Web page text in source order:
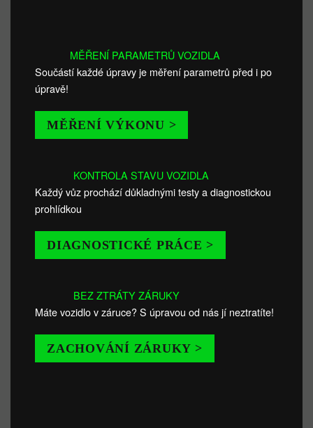
MĚŘENÍ PARAMETRŮ VOZIDLA
Součástí každé úpravy je měření parametrů před i po
úpravě!
MĚŘENÍ VÝKONU >
KONTROLA STAVU VOZIDLA
Každý vůz prochází důkladnými testy a diagnostickou
prohlídkou
DIAGNOSTICKÉ PRÁCE >
BEZ ZTRÁTY ZÁRUKY
Máte vozidlo v záruce? S úpravou od nás jí neztratíte!
ZACHOVÁNÍ ZÁRUKY >